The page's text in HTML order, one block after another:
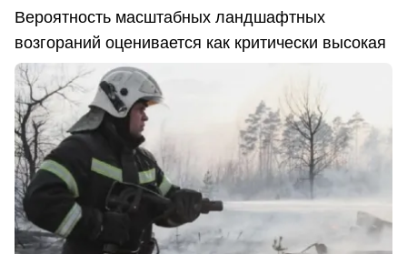
Вероятность масштабных ландшафтных
возгораний оценивается как критически высокая